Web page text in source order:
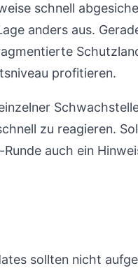
schnell
anders aus.
profitieren.
zu reagieren.
auch ein
sollten nicht